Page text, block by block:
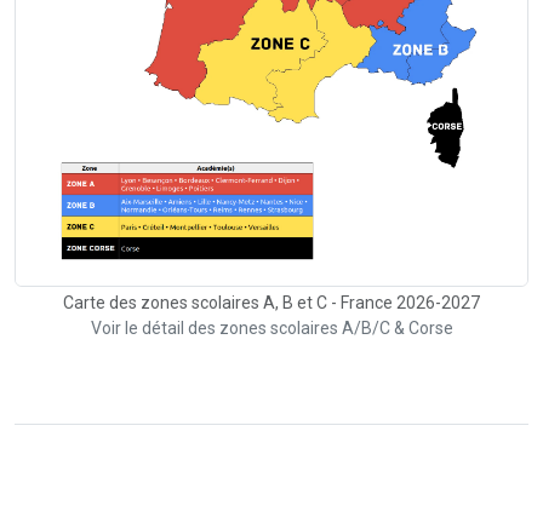
Carte des zones scolaires A, B et C - France 2026-2027
Voir le détail des zones scolaires A/B/C & Corse